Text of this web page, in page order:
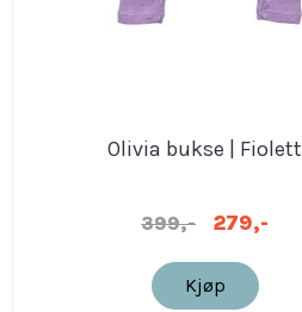
Olivia bukse | Fiolett
399,- 279,-
Kjøp